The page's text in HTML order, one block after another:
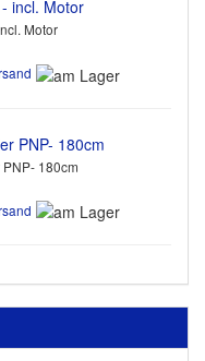
Motor
180cm